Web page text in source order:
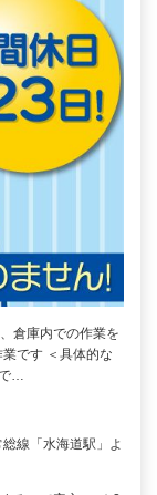
倉庫内での作業を
です ＜具体的な
…
線「水海道駅」よ